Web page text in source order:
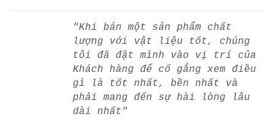
"Khi bán một sản phẩm chất
lượng với vật liệu tốt, chúng
tôi đã đặt mình vào vị trí của
Khách hàng để cố gắng xem điều
gì là tốt nhất, bền nhất và
phải mang đến sự hài lòng lâu
dài nhất"